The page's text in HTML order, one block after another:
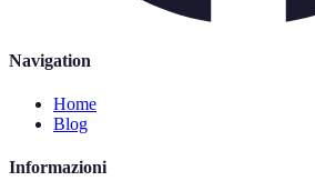
Navigation
Home
Blog
Informazioni